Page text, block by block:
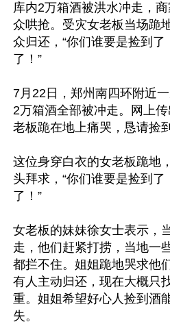
库内2万箱酒被洪水冲走，
众哄抢。受灾女老板当场跪
众归还，“你们谁要是捡到
了！”
7月22日，郑州南四环附近
2万箱酒全部被冲走。网上
老板跪在地上痛哭，恳请捡
这位身穿白衣的女老板跪地
头拜求，“你们谁要是捡到
了！”
女老板的妹妹徐女士表示，
走，他们赶紧打捞，当地一
都拦不住。姐姐跪地哭求他
有人主动归还，现在大概只
重。姐姐希望好心人捡到酒
失。